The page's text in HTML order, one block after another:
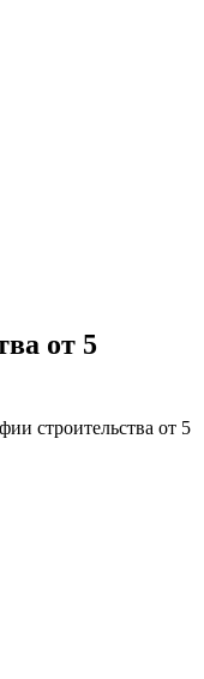
от 5
строительства от 5